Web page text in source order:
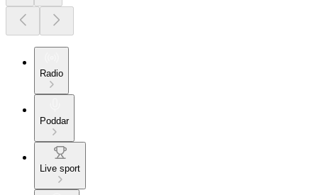
Radio
Poddar
Live sport